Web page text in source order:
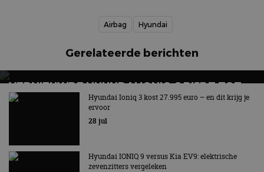
Airbag Hyundai
Gerelateerde berichten
VERNIEUWDE HYUNDAI IONIQ 6 RIJDT TOT
680 KILOMETER EN WORDT GOEDKOPER
Keuze uit twee accupakketten
Hyundai Ioniq 3 kost 27.995 euro – en dit krijg je
ervoor
28 jul
Hyundai IONIQ 9 versus Kia EV9: elektrische
zevenzitters vergeleken